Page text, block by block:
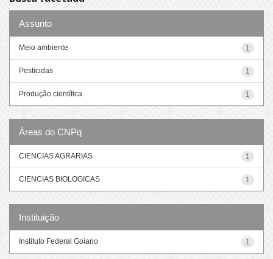
Assunto
1
Meio ambiente
1
Pesticidas
1
Produção científica
Áreas do CNPq
1
CIENCIAS AGRARIAS
1
CIENCIAS BIOLOGICAS
Instituição
1
Instituto Federal Goiano